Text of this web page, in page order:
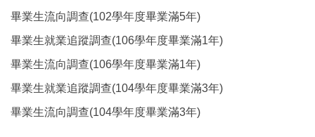
畢業生流向調查(102學年度畢業滿5年)
畢業生就業追蹤調查(106學年度畢業滿1年)
畢業生流向調查(106學年度畢業滿1年)
畢業生就業追蹤調查(104學年度畢業滿3年)
畢業生流向調查(104學年度畢業滿3年)